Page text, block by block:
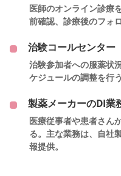
医師のオンライン診療
前確認、診療後のフォ
治験コールセンター
治験参加者への服薬状
ケジュールの調整を行
製薬メーカーのDI業
医療従事者や患者さん
る。主な業務は、自社
報提供。